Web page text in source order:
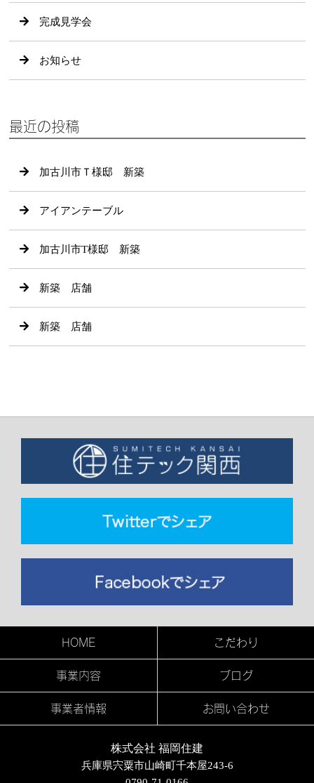
完成見学会
お知らせ
最近の投稿
加古川市Ｔ様邸 新築
アイアンテーブル
加古川市T様邸 新築
新築 店舗
新築 店舗
HOME こだわり
事業内容 ブログ
事業者情報 お問い合わせ
株式会社 福岡住建
兵庫県宍粟市山崎町千本屋243-6​